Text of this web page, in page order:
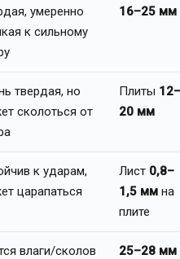
умеренно
к сильному
16–25 мм
твердая, но
сколоться от
Плиты 12–
20 мм
к ударам,
царапаться
Лист 0,8–
1,5 мм на
плите
влаги/сколов 25–28 мм